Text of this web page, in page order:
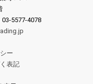
5577-4078
ー
表記